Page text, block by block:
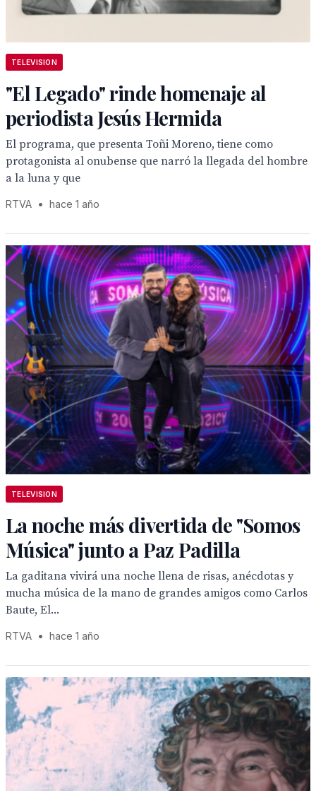
TELEVISION
"El Legado" rinde homenaje al
periodista Jesús Hermida
El programa, que presenta Toñi Moreno, tiene como
protagonista al onubense que narró la llegada del hombre
a la luna y que
RTVA • hace 1 año
TELEVISION
La noche más divertida de "Somos
Música" junto a Paz Padilla
La gaditana vivirá una noche llena de risas, anécdotas y
mucha música de la mano de grandes amigos como Carlos
Baute, El...
RTVA • hace 1 año